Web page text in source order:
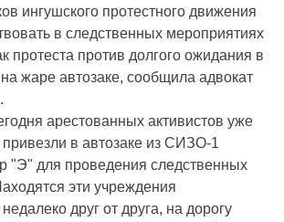
ингушского протестного движения
в следственных мероприятиях
протеста против долгого ожидания в
жаре автозаке, сообщила адвокат
арестованных активистов уже
в автозаке из СИЗО-1
"Э" для проведения следственных
эти учреждения
друг от друга, на дорогу